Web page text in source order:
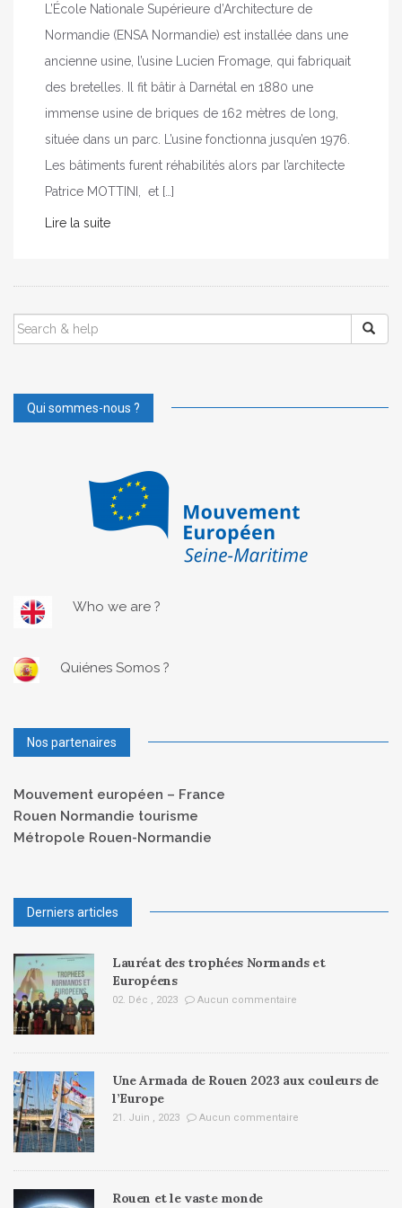
L’École Nationale Supérieure d’Architecture de
Normandie (ENSA Normandie) est installée dans une
ancienne usine, l’usine Lucien Fromage, qui fabriquait
des bretelles. Il fit bâtir à Darnétal en 1880 une
immense usine de briques de 162 mètres de long,
située dans un parc. L’usine fonctionna jusqu’en 1976.
Les bâtiments furent réhabilités alors par l’architecte
Patrice MOTTINI, et […]
Lire la suite
SEARCH
FOR:
Qui sommes-nous ?
Who we are ?
Quiénes Somos ?
Nos partenaires
Mouvement européen – France
Rouen Normandie tourisme
Métropole Rouen-Normandie
Derniers articles
Lauréat des trophées Normands et
Européens
02. Déc , 2023 Aucun commentaire
Une Armada de Rouen 2023 aux couleurs de
l’Europe
21. Juin , 2023 Aucun commentaire
Rouen et le vaste monde